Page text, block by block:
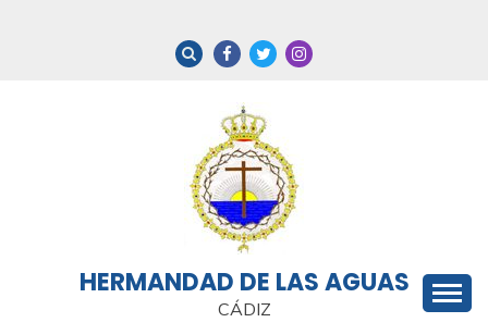
HERMANDAD DE LAS AGUAS
CÁDIZ